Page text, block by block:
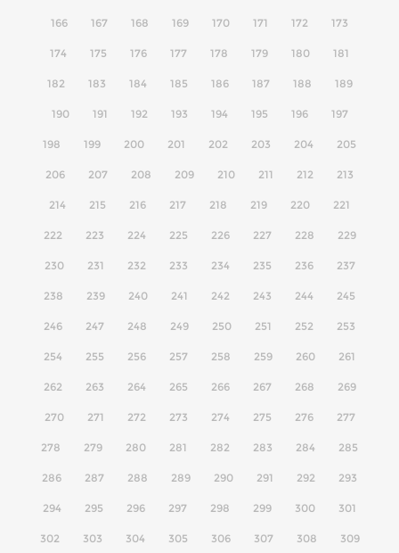
166 167 168 169 170 171 172 173
174 175 176 177 178 179 180 181
182 183 184 185 186 187 188 189
190 191 192 193 194 195 196 197
198 199 200 201 202 203 204 205
206 207 208 209 210 211 212 213
214 215 216 217 218 219 220 221
222 223 224 225 226 227 228 229
230 231 232 233 234 235 236 237
238 239 240 241 242 243 244 245
246 247 248 249 250 251 252 253
254 255 256 257 258 259 260 261
262 263 264 265 266 267 268 269
270 271 272 273 274 275 276 277
278 279 280 281 282 283 284 285
286 287 288 289 290 291 292 293
294 295 296 297 298 299 300 301
302 303 304 305 306 307 308 309